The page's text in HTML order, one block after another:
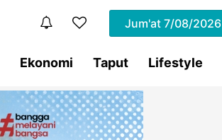
Jum'at 7/08/2026
Ekonomi Taput Lifestyle